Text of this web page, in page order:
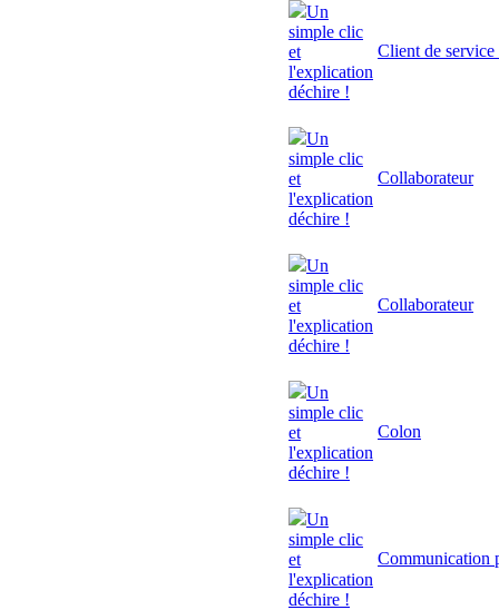
Un
simple clic
et
l'explication
déchire !
Client de
Un
simple clic
et
l'explication
déchire !
Collaborateur
Un
simple clic
et
l'explication
déchire !
Collaborateur
Un
simple clic
et
l'explication
déchire !
Colon
Un
simple clic
et
l'explication
déchire !
Communication